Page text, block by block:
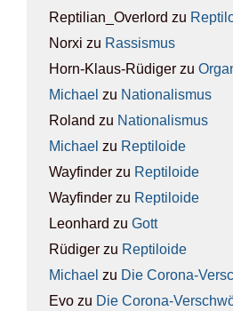
Reptilian_Overlord zu
Norxi zu Ras­sis­mus
Horn-Klaus-Rüdiger zu
Michael zu Natio­na­lis­mus
Roland zu Natio­na­lis­mus
Michael zu Rep­ti­lo­ide
Wayfinder zu Rep­ti­lo­ide
Wayfinder zu Rep­ti­lo­ide
Leonhard zu Gott
Rüdiger zu Rep­ti­lo­ide
Michael zu Die Coro­na-
Evo zu Die Coro­na-